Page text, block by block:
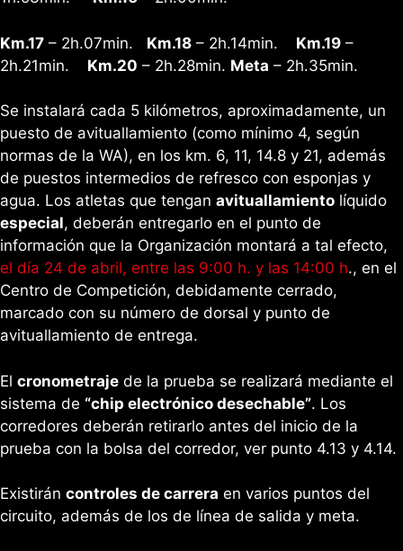
Km.17 – 2h.07min. Km.18 – 2h.14min. Km.19 –
2h.21min. Km.20 – 2h.28min. Meta – 2h.35min.
Se instalará cada 5 kilómetros, aproximadamente, un
puesto de avituallamiento (como mínimo 4, según
normas de la WA), en los km. 6, 11, 14.8 y 21, además
de puestos intermedios de refresco con esponjas y
agua. Los atletas que tengan avituallamiento líquido
especial, deberán entregarlo en el punto de
información que la Organización montará a tal efecto,
el día 24 de abril, entre las 9:00 h. y las 14:00 h., en el
Centro de Competición, debidamente cerrado,
marcado con su número de dorsal y punto de
avituallamiento de entrega.
El cronometraje de la prueba se realizará mediante el
sistema de “chip electrónico desechable”. Los
corredores deberán retirarlo antes del inicio de la
prueba con la bolsa del corredor, ver punto 4.13 y 4.14.
Existirán controles de carrera en varios puntos del
circuito, además de los de línea de salida y meta.